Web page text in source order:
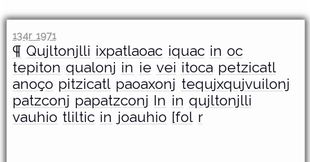
134r 1971
¶ Qujltonjlli ixpatlaoac iquac in oc
tepiton qualonj in ie vei itoca petzicatl
anoço pitzicatl paoaxonj tequjxqujvuilonj
patzconj papatzconj In in qujltonjlli
vauhio tliltic in joauhio [fol r